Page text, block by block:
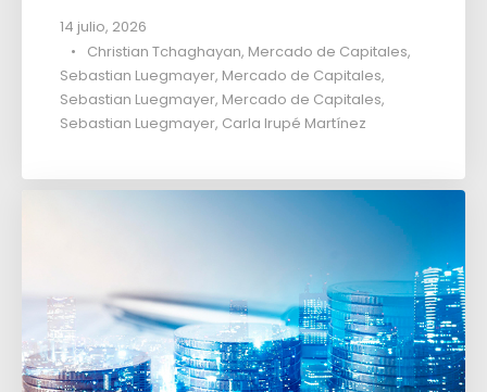
14 julio, 2026
•
Christian Tchaghayan, Mercado de Capitales,
Sebastian Luegmayer, Mercado de Capitales,
Sebastian Luegmayer, Mercado de Capitales,
Sebastian Luegmayer, Carla Irupé Martínez